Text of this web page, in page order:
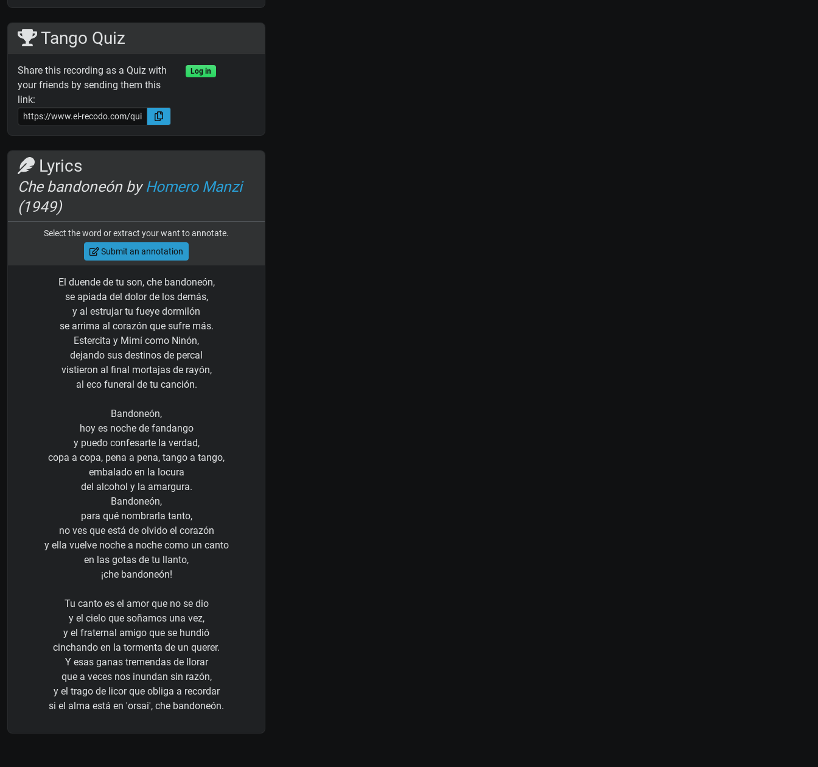
Tango Quiz
Share this recording as a Quiz with
your friends by sending them this
link:
Log in
Lyrics
Che bandoneón byHomero Manzi
(1949)
Select the word or extract your want to annotate.
Submit an annotation
El duende de tu son, che bandoneón,
se apiada del dolor de los demás,
y al estrujar tu fueye dormilón
se arrima al corazón que sufre más.
Estercita y Mimí como Ninón,
dejando sus destinos de percal
vistieron al final mortajas de rayón,
al eco funeral de tu canción.
Bandoneón,
hoy es noche de fandango
y puedo confesarte la verdad,
copa a copa, pena a pena, tango a tango,
embalado en la locura
del alcohol y la amargura.
Bandoneón,
para qué nombrarla tanto,
no ves que está de olvido el corazón
y ella vuelve noche a noche como un canto
en las gotas de tu llanto,
¡che bandoneón!
Tu canto es el amor que no se dio
y el cielo que soñamos una vez,
y el fraternal amigo que se hundió
cinchando en la tormenta de un querer.
Y esas ganas tremendas de llorar
que a veces nos inundan sin razón,
y el trago de licor que obliga a recordar
si el alma está en 'orsai', che bandoneón.